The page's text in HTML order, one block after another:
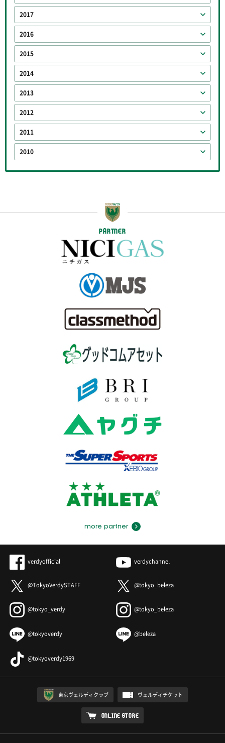
2017
2016
2015
2014
2013
2012
2011
2010
PARTNER
more partner
verdyofficial verdychannel
@TokyoVerdySTAFF @tokyo_beleza
@tokyo_verdy @tokyo_beleza
@tokyoverdy @beleza
@tokyoverdy1969
東京ヴェルディクラブ ヴェルディチケット
ONLINE STORE